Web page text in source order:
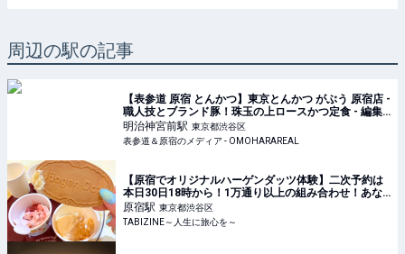
周辺の駅の記事
【表参道 原宿 とんかつ】東京とんかつ がぶう 原宿店 -
職人技とブランド豚！珠玉の上ロースかつ定食 - 編集
部のリアルランチを紹介！オモハランチタイムス
Vol.146｜表参道＆原宿のメディア - OMOHARAREAL
明治神宮前駅 東京都渋谷区
表参道＆原宿のメディア - OMOHARAREAL
【原宿でオリジナルハーゲンダッツ体験】二次予約は
本日30日18時から！1万通り以上の組み合わせ！あな
ただけのアイスクリームが作れるポップアップイベン
ト「Meet Your Häagen-Dazs」
原宿駅 東京都渋谷区
TABIZINE～人生に旅心を～